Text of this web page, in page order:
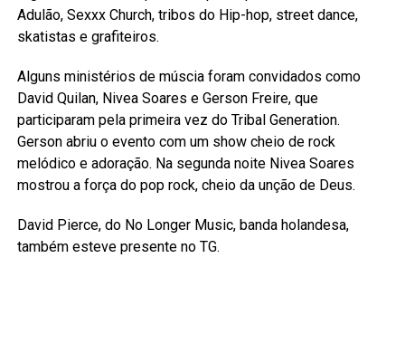
Adulão, Sexxx Church, tribos do Hip-hop, street dance,
skatistas e grafiteiros.
Alguns ministérios de múscia foram convidados como
David Quilan, Nivea Soares e Gerson Freire, que
participaram pela primeira vez do Tribal Generation.
Gerson abriu o evento com um show cheio de rock
melódico e adoração. Na segunda noite Nivea Soares
mostrou a força do pop rock, cheio da unção de Deus.
David Pierce, do No Longer Music, banda holandesa,
também esteve presente no TG.